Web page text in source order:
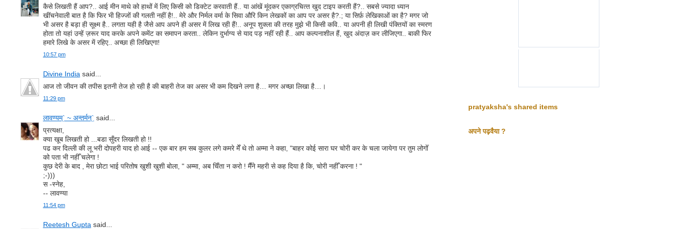
कैसे लिखती हैं आप?.. आई मीन माथे को हाथों में लिए किसी को डिक्‍टेट करवाती हैं.. या आंखें मूंदकर एकाग्रचित्‍त खुद टाइप करती हैं?.. सबसे ज्‍यादा ध्‍यान
खींचनेवाली बात है कि फिर भी हिज्‍जों की गलती नहीं है!.. मेरे और निर्मल वर्मा के सिवा और‍ि किन लेखकों का आप पर असर है?.; या सिर्फ़ लेखिकाओं का है? मगर जो
भी असर है बड़ा ही सूक्ष्‍म है.. लगता यही है जैसे आप अपने ही असर में लिख रही हैं!.. अनूप शुक्‍ला की तरह मुझे भी किसी कवि.. या अपनी ही लिखी पंक्तियों का स्‍मरण
होता तो यहां उन्‍हें ज़रूर याद करके अपने कमेंट का समापन करता.. लेकिन दुर्भाग्‍य से याद पड़ नहीं रही हैं.. आप कल्‍पनाशील हैं, खुद अंदाज़ कर लीजिएगा.. बाकी फिर
हमारे लिखे के असर में रहिए.. अच्‍छा ही लिखिएगा!
10:57 pm
Divine India said...
आज तो जीवन की तपीस इतनी तेज हो रही है की बाहरी तेज का असर भी कम दिखने लगा है… मगर अच्छा लिखा है…।
11:29 pm
लावण्यम्` ~ अन्तर्मन्` said...
प्रत्यक्षा,
क्या खूब लिखती हो ...बडा सुँदर लिखती हो !!
पढ कर दिल्ली की लू भरी दोपहरी याद हो आई -- एक बार हम सब कुलर लगे कमरे मेँ थे तो अम्मा ने कहा, "बाहर कोई सारा घर चोरी कर के चला जायेगा पर तुम लोगोँ
को पता भी नहीँ चलेगा !
कुछ देरी के बाद , मेरा छोटा भाई परितोष खुशी खुशी बोला, " अम्मा, अब चिँता न करो ! मैँने महरी से कह दिया है कि, चोरी नहीँ करना ! "
;-)))
स -स्नेह,
-- लावण्या
11:54 pm
Reetesh Gupta said...
pratyaksha's shared items
अपने पढ़वैया ?